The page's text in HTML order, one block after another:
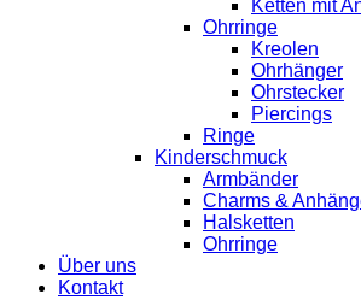
Ketten mit
Ohrringe
Kreolen
Ohrhänger
Ohrstecker
Piercings
Ringe
Kinderschmuck
Armbänder
Charms &
Halsketten
Ohrringe
Über uns
Kontakt